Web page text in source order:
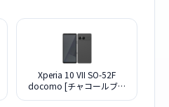
Xperia 10 VII SO-52F
docomo [チャコールブラ